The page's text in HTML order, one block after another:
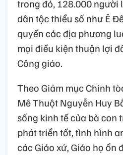
trong đó, 128.000 người
dân tộc thiểu số như Ê
quyền các địa phương
mọi điều kiện thuận lợi
Công giáo.
Theo Giám mục Chính
Mê Thuột Nguyễn Huy
sống kinh tế của bà con
phát triển tốt, tình hình
các Giáo xứ, Giáo họ ổn